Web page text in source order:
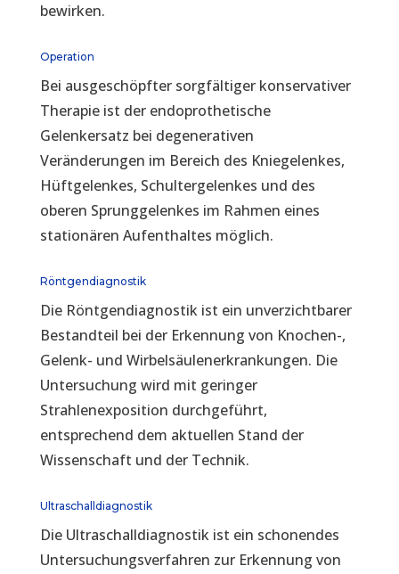
bewirken.
Operation
Bei ausgeschöpfter sorgfältiger konservativer
Therapie ist der endoprothetische
Gelenkersatz bei degenerativen
Veränderungen im Bereich des Kniegelenkes,
Hüftgelenkes, Schultergelenkes und des
oberen Sprunggelenkes im Rahmen eines
stationären Aufenthaltes möglich.
Röntgendiagnostik
Die Röntgendiagnostik ist ein unverzichtbarer
Bestandteil bei der Erkennung von Knochen-,
Gelenk- und Wirbelsäulenerkrankungen. Die
Untersuchung wird mit geringer
Strahlenexposition durchgeführt,
entsprechend dem aktuellen Stand der
Wissenschaft und der Technik.
Ultraschalldiagnostik
Die Ultraschalldiagnostik ist ein schonendes
Untersuchungsverfahren zur Erkennung von